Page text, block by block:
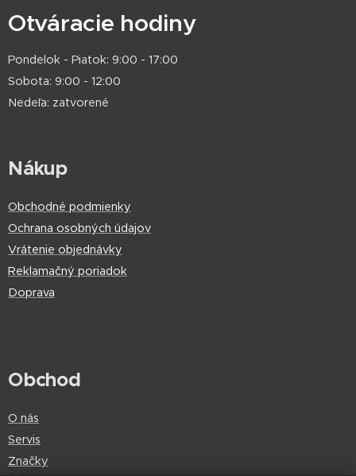
Otváracie hodiny
Pondelok - Piatok: 9:00 - 17:00
Sobota: 9:00 - 12:00
Nedeľa: zatvorené
Nákup
Obchodné podmienky
Ochrana osobných údajov
Vrátenie objednávky
Reklamačný poriadok
Doprava
Obchod
O nás
Servis
Značky